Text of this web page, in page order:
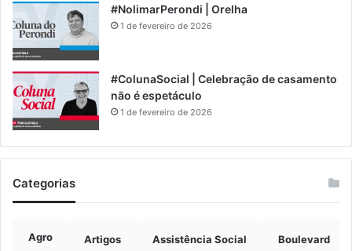
#NolimarPerondi | Orelha
1 de fevereiro de 2026
#ColunaSocial | Celebração de casamento
não é espetáculo
1 de fevereiro de 2026
Categorias
Agro Artigos Assistência Social Boulevard